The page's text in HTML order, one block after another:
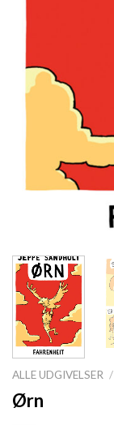
ALLE UDGIVELSER /
Ørn